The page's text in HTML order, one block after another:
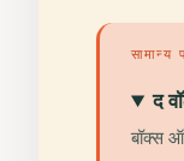
सामान्य
द
बॉक्स